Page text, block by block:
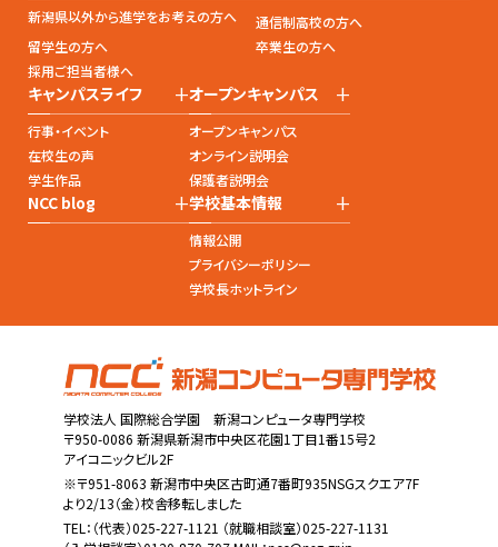
新潟県以外から進学をお考えの方へ
通信制高校の方へ
留学生の方へ
卒業生の方へ
採用ご担当者様へ
キャンパスライフ +
行事・イベント
在校生の声
学生作品
オープンキャンパス +
オープンキャンパス
オンライン説明会
保護者説明会
NCC blog +学校基本情報 +
情報公開
プライバシーポリシー
学校長ホットライン
学校法人 国際総合学園 新潟コンピュータ専門学校
〒950-0086 新潟県新潟市中央区花園1丁目1番15号2
アイコニックビル2F
※〒951-8063 新潟市中央区古町通7番町935NSGスクエア7F
より2/13（金）校舎移転しました
TEL： （代表）025-227-1121 （就職相談室）025-227-1131